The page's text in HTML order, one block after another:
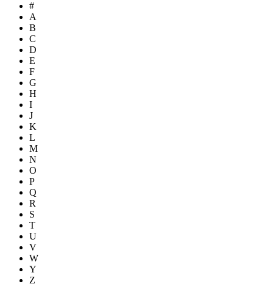
#
A
B
C
D
E
F
G
H
I
J
K
L
M
N
O
P
Q
R
S
T
U
V
W
Y
Z